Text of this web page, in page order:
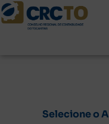
Selecione o